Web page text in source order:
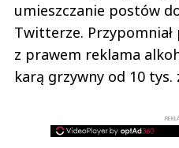
umieszczanie postów
Twitterze.
z prawem reklama
karą grzywny od 10 tys.